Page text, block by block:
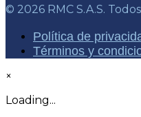
© 2026 RMC S.A.S.
Política de
Términos y
×
Loading...